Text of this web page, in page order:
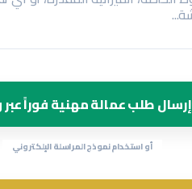
إرسال طلب عمالة مهنية فوراً
أو استخدام نموذج المراسلة الإلكتروني